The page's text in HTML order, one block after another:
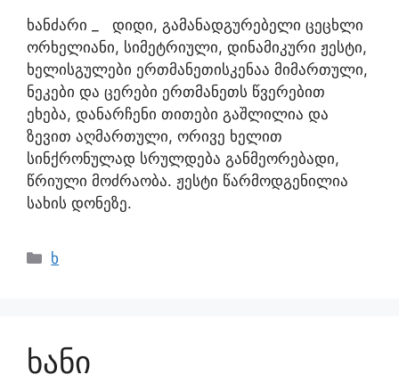
ხანძარი _ დიდი, გამანადგურებელი ცეცხლი
ორხელიანი, სიმეტრიული, დინამიკური ჟესტი,
ხელისგულები ერთმანეთისკენაა მიმართული,
ნეკები და ცერები ერთმანეთს წვერებით
ეხება, დანარჩენი თითები გაშლილია და
ზევით აღმართული, ორივე ხელით
სინქრონულად სრულდება განმეორებადი,
წრიული მოძრაობა. ჟესტი წარმოდგენილია
სახის დონეზე.
ხ
ხანი